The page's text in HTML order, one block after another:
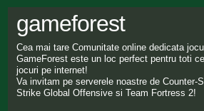
gameforest
Cea mai tare Comunitate online dedicata
GameForest este un loc perfect pentru toti
jocuri pe internet!
Va invitam pe serverele noastre de Counter-
Strike Global Offensive si Team Fortress 2!